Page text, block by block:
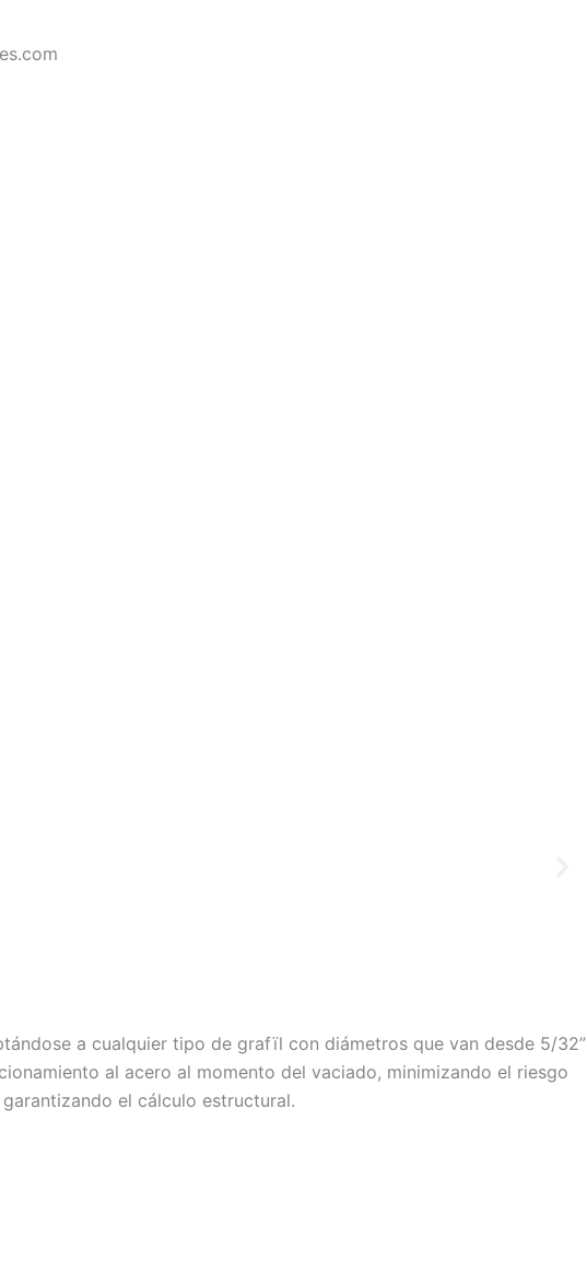
a cualquier tipo de grafïl con diámetros que van desde 5/32”
al acero al momento del vaciado, minimizando el riesgo
el cálculo estructural.